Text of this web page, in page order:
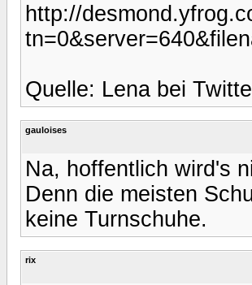
http://
Quelle: Lena bei
gauloises
Na, hoffentlich wird's
Denn die meisten
keine Turnschuhe.
rix